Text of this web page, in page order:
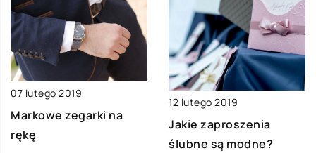
07 lutego 2019
Markowe zegarki na
rękę
12 lutego 2019
Jakie zaproszenia
ślubne są modne?